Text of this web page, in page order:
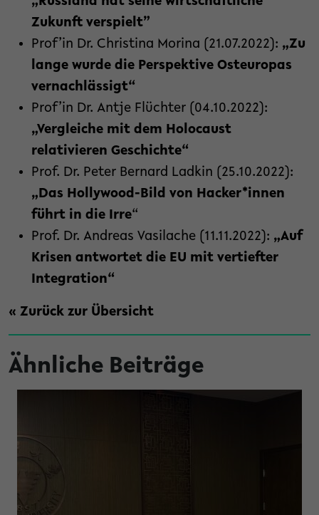
Zukunft verspielt”
Prof’in Dr. Christina Morina (21.07.2022): „Zu
lange wurde die Perspektive Osteuropas
vernachlässigt“
Prof’in Dr. Antje Flüchter (04.10.2022):
„Vergleiche mit dem Holocaust
relativieren Geschichte“
Prof. Dr. Peter Bernard Ladkin (25.10.2022):
„Das Hollywood-Bild von Hacker*innen
führt in die Irre“
Prof. Dr. Andreas Vasilache (11.11.2022): „Auf
Krisen antwortet die EU mit vertiefter
Integration“
« Zurück zur Übersicht
Ähnliche Beiträge